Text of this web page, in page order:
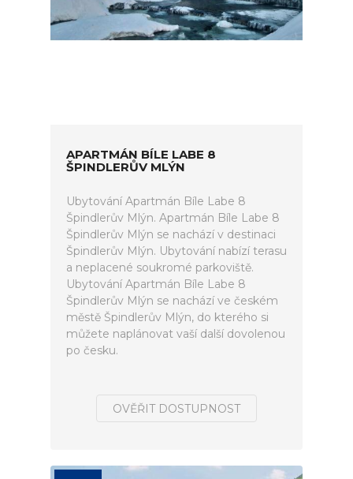
APARTMÁN BÍLE LABE 8
ŠPINDLERŮV MLÝN
Ubytování Apartmán Bíle Labe 8
Špindlerův Mlýn. Apartmán Bíle Labe 8
Špindlerův Mlýn se nachází v destinaci
Špindlerův Mlýn. Ubytování nabízí terasu
a neplacené soukromé parkoviště.
Ubytování Apartmán Bíle Labe 8
Špindlerův Mlýn se nachází ve českém
městě Špindlerův Mlýn, do kterého si
můžete naplánovat vaší další dovolenou
po česku.
OVĚŘIT DOSTUPNOST